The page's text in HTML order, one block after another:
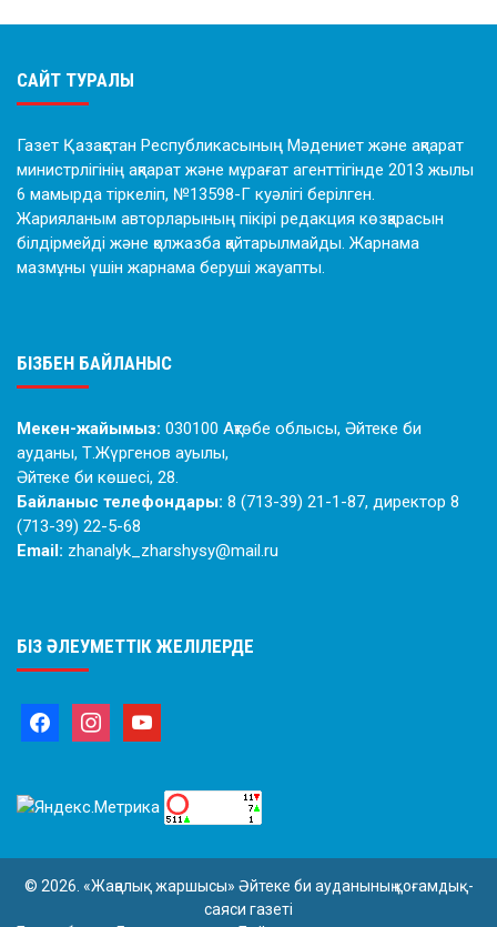
САЙТ ТУРАЛЫ
Газет Қазақстан Республикасының Мәдениет және ақпарат
министрлігінің ақпарат және мұрағат агенттігінде 2013 жылы
6 мамырда тіркеліп, №13598-Г куәлігі берілген.
Жарияланым авторларының пікірі редакция көзқарасын
білдірмейді және қолжазба қайтарылмайды. Жарнама
мазмұны үшін жарнама беруші жауапты.
БІЗБЕН БАЙЛАНЫС
Мекен-жайымыз: 030100 Ақтөбе облысы, Әйтеке би
ауданы, Т.Жүргенов ауылы,
Әйтеке би көшесі, 28.
Байланыс телефондары: 8 (713-39) 21-1-87, директор 8
(713-39) 22-5-68
Email: zhanalyk_zharshysy@mail.ru
БІЗ ӘЛЕУМЕТТІК ЖЕЛІЛЕРДЕ
© 2026. «Жаңалық жаршысы» Әйтеке би ауданының қоғамдық-
саяси газеті